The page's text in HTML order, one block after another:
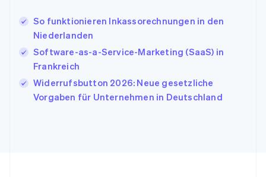
So funktionieren Inkassorechnungen in den
Niederlanden
Software-as-a-Service-Marketing (SaaS) in
Frankreich
Widerrufsbutton 2026: Neue gesetzliche
Vorgaben für Unternehmen in Deutschland
EnglishFrançais
Kroatien
EnglishItaliano
Lettland
Liechtenstein
DeutschEnglish